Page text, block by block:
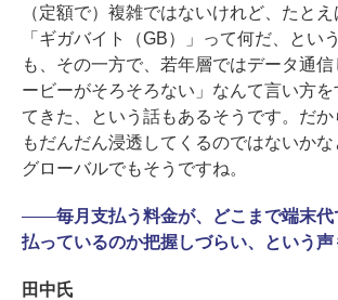
（定額で）複雑ではないけれど、たと
「ギガバイト（GB）」って何だ、とい
も、その一方で、若年層ではデータ通
ービーがそろそろない」なんて言い方
てきた、という話もあるそうです。だ
もだんだん浸透してくるのではないか
グローバルでもそうですね。
――毎月支払う料金が、どこまで端末代
払っているのか把握しづらい、という声
田中氏